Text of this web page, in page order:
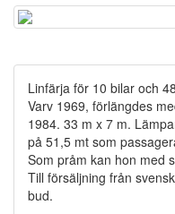
Linfärja för 10 bilar och
Varv 1969, förlängdes
1984. 33 m x 7 m.
på 51,5 mt som
Som pråm kan hon med
Till försäljning från
bud.